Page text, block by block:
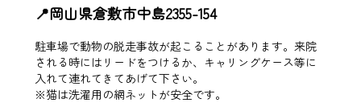
📍岡山県倉敷市中島2355-154
駐車場で動物の脱走事故が起こることがあります。来院
される時にはリードをつけるか、キャリングケース等に
入れて連れてきてあげて下さい。
※猫は洗濯用の網ネットが安全です。